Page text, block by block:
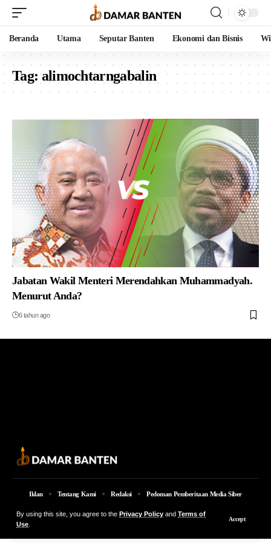
By using this site, you agree to the Privacy Policy and Terms of
Use
Accept
Beranda Utama Seputar Banten Ekonomi dan Bisnis
Tag:alimochtarngabalin
Jabatan Wakil Menteri Merendahkan Muhammadyah.
Menurut Anda?
6 tahun ago
© 2026 Damar Banten | PT. MEDIA DAMAR BANTEN Jalan Jakarta KM 5,
Iklan Tentang Kami Redaksi Pedoman Pemberitaan Media Siber